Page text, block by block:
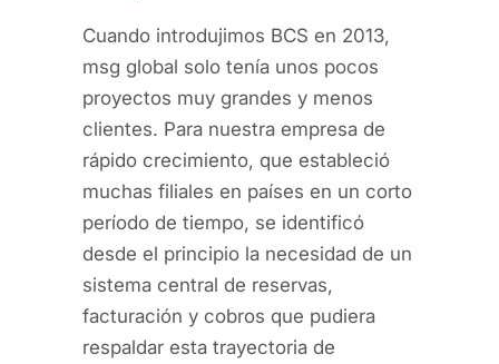
Cuando introdujimos BCS en 2013,
msg global solo tenía unos pocos
proyectos muy grandes y menos
clientes. Para nuestra empresa de
rápido crecimiento, que estableció
muchas filiales en países en un corto
período de tiempo, se identificó
desde el principio la necesidad de un
sistema central de reservas,
facturación y cobros que pudiera
respaldar esta trayectoria de